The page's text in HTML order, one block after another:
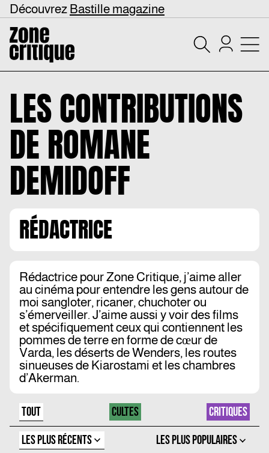
Découvrez Bastille magazine
LES CONTRIBUTIONS
DEROMANE
DEMIDOFF
RÉDACTRICE
Rédactrice pour Zone Critique, j’aime aller
au cinéma pour entendre les gens autour de
moi sangloter, ricaner, chuchoter ou
s’émerveiller. J’aime aussi y voir des films
et spécifiquement ceux qui contiennent les
pommes de terre en forme de cœur de
Varda, les déserts de Wenders, les routes
sinueuses de Kiarostami et les chambres
d’Akerman.
TOUT CULTES
CRITIQUES
LES PLUS RÉCENTS
LES PLUS POPULAIRES